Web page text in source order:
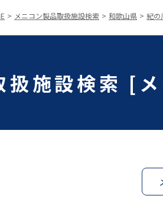
メニコン製品取扱施設検索 和歌山県 紀の
扱施設検索 [